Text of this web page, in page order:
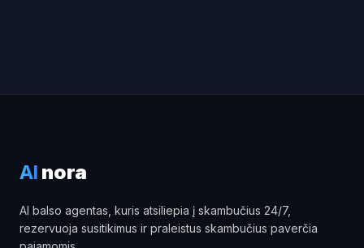
AI nora
AI balso agentas, kuris atsiliepia į skambučius 24/7,
rezervuoja susitikimus ir praleistus skambučius paverčia